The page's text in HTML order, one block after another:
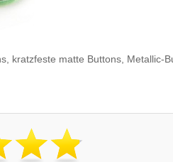
kratzfeste matte Buttons, Metallic-